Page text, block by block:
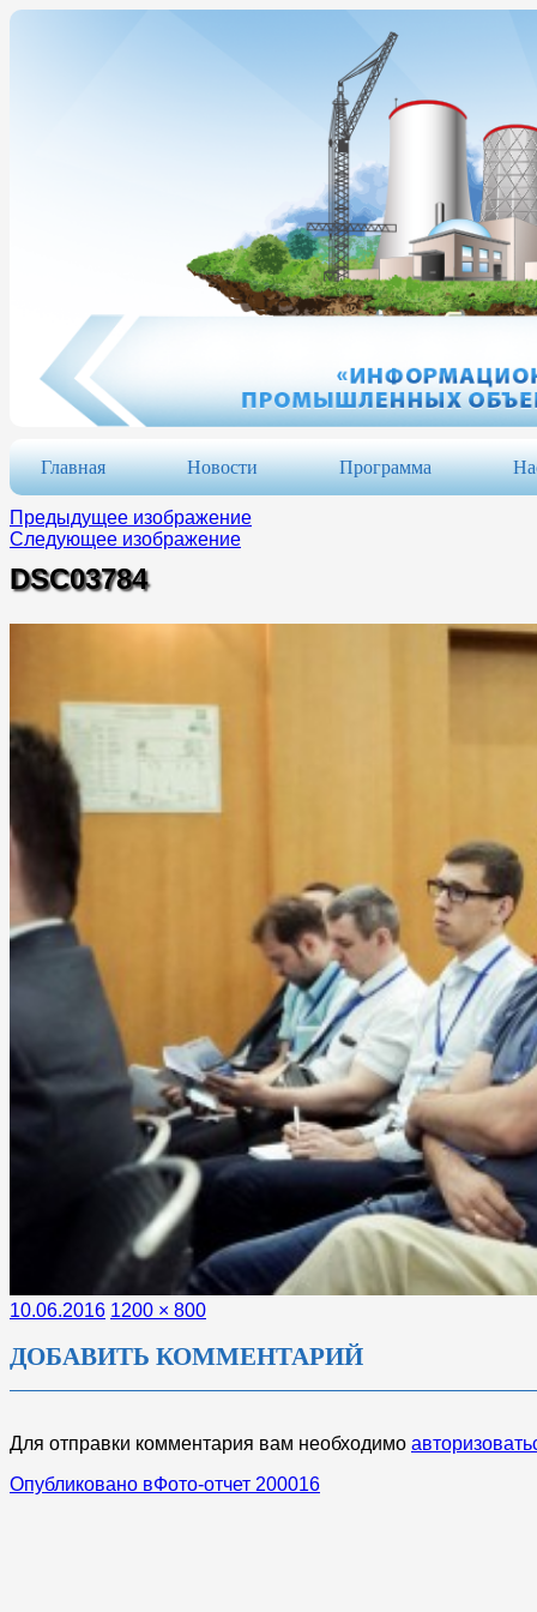
Главная Новости Программа
Предыдущее изображение
Следующее изображение
DSC03784
Опубликовано
10.06.2016 Полный
1200 × 800
ДОБАВИТЬ КОММЕНТАРИЙ
Для отправки комментария вам необходимо
НАВИГАЦИЯ
Опубликовано вФото-отчет 200016